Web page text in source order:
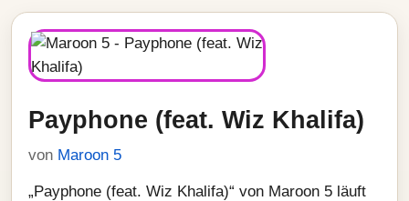
Payphone (feat. Wiz Khalifa)
von Maroon 5
„Payphone (feat. Wiz Khalifa)“ von Maroon 5 läuft